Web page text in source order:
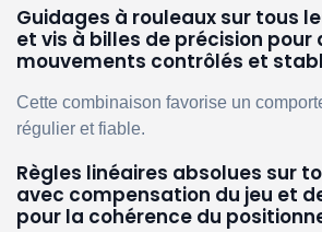
Guidages à rouleaux sur tous
et vis à billes de précision pour
mouvements contrôlés et
Cette combinaison favorise un
régulier et fiable.
Règles linéaires absolues sur
avec compensation du jeu et
pour la cohérence du